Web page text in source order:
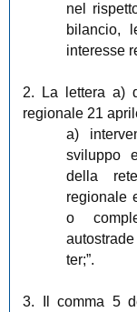
nel
bilancio,
interesse
2. La lettera a)
regionale 21
a)
sviluppo
della
regionale
o
ter;”.
3. Il comma 5